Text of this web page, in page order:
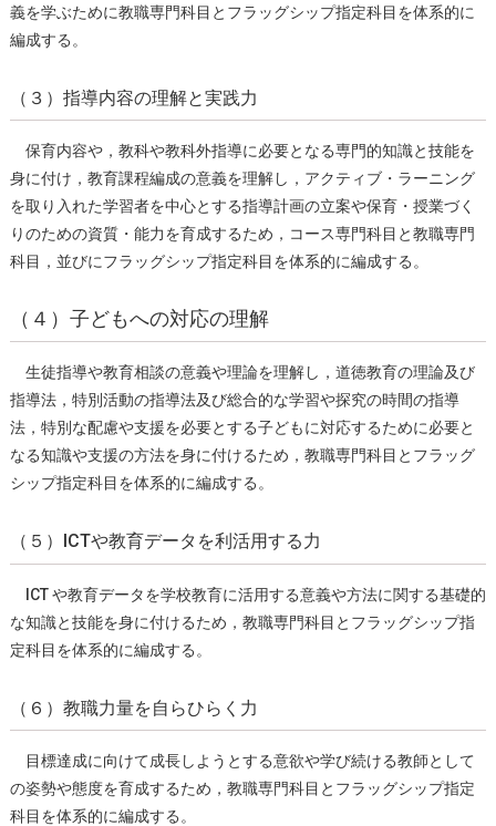
義を学ぶために教職専⾨科⽬とフラッグシップ指定科⽬を体系的に
編成する。
（３）指導内容の理解と実践力
保育内容や，教科や教科外指導に必要となる専⾨的知識と技能を
⾝に付け，教育課程編成の意義を理解し，アクティブ・ラーニング
を取り⼊れた学習者を中⼼とする指導計画の⽴案や保育・授業づく
りのための資質・能⼒を育成するため，コース専⾨科⽬と教職専⾨
科⽬，並びにフラッグシップ指定科⽬を体系的に編成する。
（４）子どもへの対応の理解
⽣徒指導や教育相談の意義や理論を理解し，道徳教育の理論及び
指導法，特別活動の指導法及び総合的な学習や探究の時間の指導
法，特別な配慮や⽀援を必要とする⼦どもに対応するために必要と
なる知識や⽀援の⽅法を⾝に付けるため，教職専⾨科⽬とフラッグ
シップ指定科⽬を体系的に編成する。
（５）ICTや教育データを利活用する力
ICT や教育データを学校教育に活⽤する意義や⽅法に関する基礎的
な知識と技能を⾝に付けるため，教職専⾨科⽬とフラッグシップ指
定科⽬を体系的に編成する。
（６）教職力量を自らひらく力
⽬標達成に向けて成⻑しようとする意欲や学び続ける教師として
の姿勢や態度を育成するため，教職専⾨科⽬とフラッグシップ指定
科⽬を体系的に編成する。